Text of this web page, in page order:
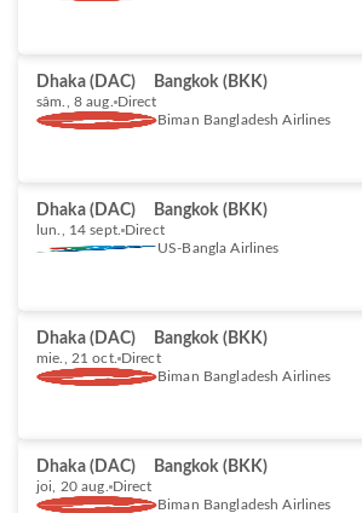
Dhaka (DAC) Bangkok (BKK)
sâm., 8 aug. Direct
Biman Bangladesh Airlines
Dhaka (DAC) Bangkok (BKK)
lun., 14 sept. Direct
US-Bangla Airlines
Dhaka (DAC) Bangkok (BKK)
mie., 21 oct. Direct
Biman Bangladesh Airlines
Dhaka (DAC) Bangkok (BKK)
joi, 20 aug. Direct
Biman Bangladesh Airlines